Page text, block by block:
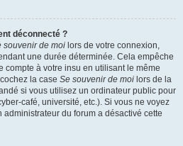
déconnecté ?
souvenir de moi lors de votre connexion,
une durée déterminée. Cela empêche
compte à votre insu en utilisant le même
la case Se souvenir de moi lors de la
si vous utilisez un ordinateur public pour
café, université, etc.). Si vous ne voyez
administrateur du forum a désactivé cette